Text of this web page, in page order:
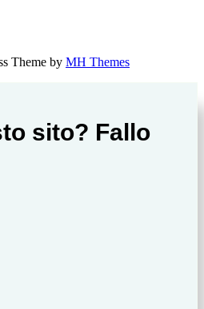
Theme by MH Themes
sito? Fallo